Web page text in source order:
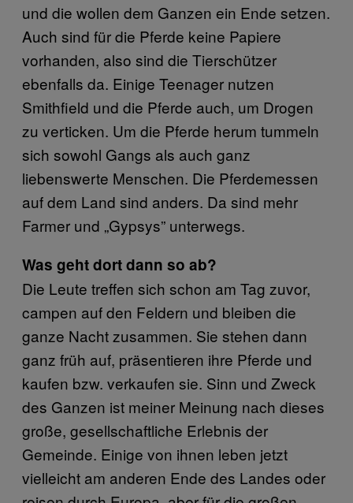
und die wollen dem Ganzen ein Ende setzen.
Auch sind für die Pferde keine Papiere
vorhanden, also sind die Tierschützer
ebenfalls da. Einige Teenager nutzen
Smithfield und die Pferde auch, um Drogen
zu verticken. Um die Pferde herum tummeln
sich sowohl Gangs als auch ganz
liebenswerte Menschen. Die Pferdemessen
auf dem Land sind anders. Da sind mehr
Farmer und „Gypsys” unterwegs.
Was geht dort dann so ab?
Die Leute treffen sich schon am Tag zuvor,
campen auf den Feldern und bleiben die
ganze Nacht zusammen. Sie stehen dann
ganz früh auf, präsentieren ihre Pferde und
kaufen bzw. verkaufen sie. Sinn und Zweck
des Ganzen ist meiner Meinung nach dieses
große, gesellschaftliche Erlebnis der
Gemeinde. Einige von ihnen leben jetzt
vielleicht am anderen Ende des Landes oder